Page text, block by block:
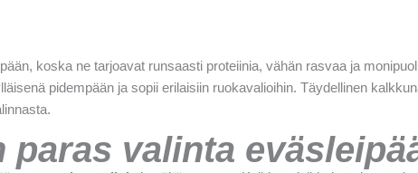
koska ne tarjoavat runsaasti proteiinia, vähän rasvaa ja
pidempään ja sopii erilaisiin ruokavalioihin. Täydellinen
paras valinta